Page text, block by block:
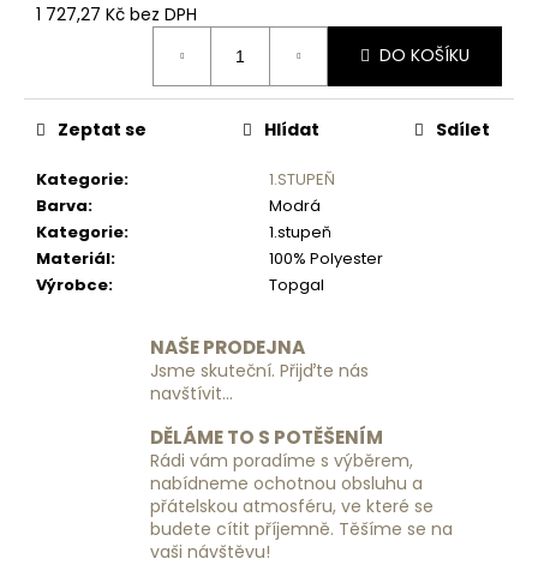
1 727,27 Kč bez DPH
DO KOŠÍKU
Kategorie:
1.STUPEŇ
Barva:
Modrá
Kategorie:
1.stupeň
Materiál:
100% Polyester
Výrobce: Topgal
Zeptat se Hlídat Sdílet
NAŠE PRODEJNA
Jsme skuteční. Přijďte nás
navštívit...
DĚLÁME TO S POTĚŠENÍM
Rádi vám poradíme s výběrem,
nabídneme ochotnou obsluhu a
přátelskou atmosféru, ve které se
budete cítit příjemně. Těšíme se na
vaši návštěvu!
e
m
e
CESTOVNÍ
KUFR